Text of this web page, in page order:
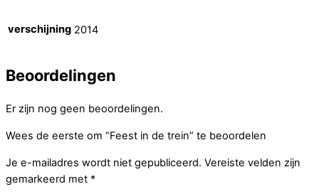
verschijning 2014
Beoordelingen
Er zijn nog geen beoordelingen.
Wees de eerste om “Feest in de trein” te beoordelen
Je e-mailadres wordt niet gepubliceerd. Vereiste velden zijn
gemarkeerd met *